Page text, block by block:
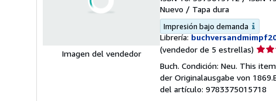
Imagen del vendedor
Nuevo / Tapa dura
Impresión bajo demanda
Librería:
(vendedor de 5 estrellas)
5
de
Buch. Condición: Neu. This
der Originalausgabe von
del artículo: 9783375015718